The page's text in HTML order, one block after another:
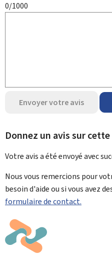
0/1000
Envoyer votre avis
Donnez un avis sur
Votre avis a été envoyé avec
Nous vous remercions pour
besoin d'aide ou si vous avez
formulaire de contact.